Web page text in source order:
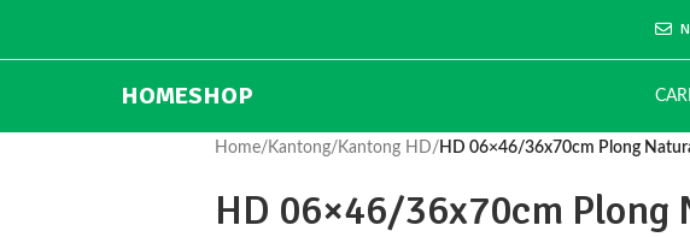
HOMESHOP
Home/ Kantong/ Kantong HD/ HD 06×46/36x70cm Plong
HD 06×46/36x70cm Plong